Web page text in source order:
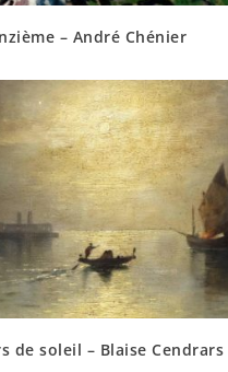
– André Chénier
de soleil – Blaise Cendrars